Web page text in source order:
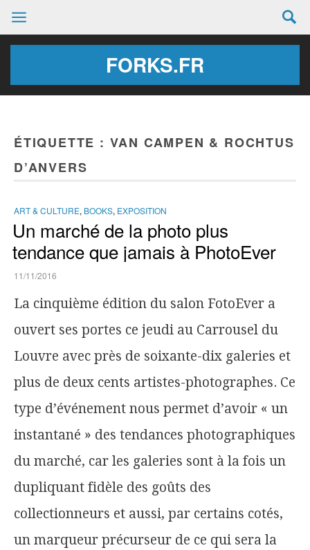
FORKS.FR
ÉTIQUETTE : VAN CAMPEN & ROCHTUS
D’ANVERS
ART & CULTURE, BOOKS, EXPOSITION
Un marché de la photo plus
tendance que jamais à PhotoEver
11/11/2016
La cinquième édition du salon FotoEver a
ouvert ses portes ce jeudi au Carrousel du
Louvre avec près de soixante-dix galeries et
plus de deux cents artistes-photographes. Ce
type d’événement nous permet d’avoir « un
instantané » des tendances photographiques
du marché, car les galeries sont à la fois un
dupliquant fidèle des goûts des
collectionneurs et aussi, par certains cotés,
un marqueur précurseur de ce qui sera la